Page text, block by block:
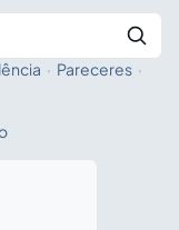
· Pareceres ·